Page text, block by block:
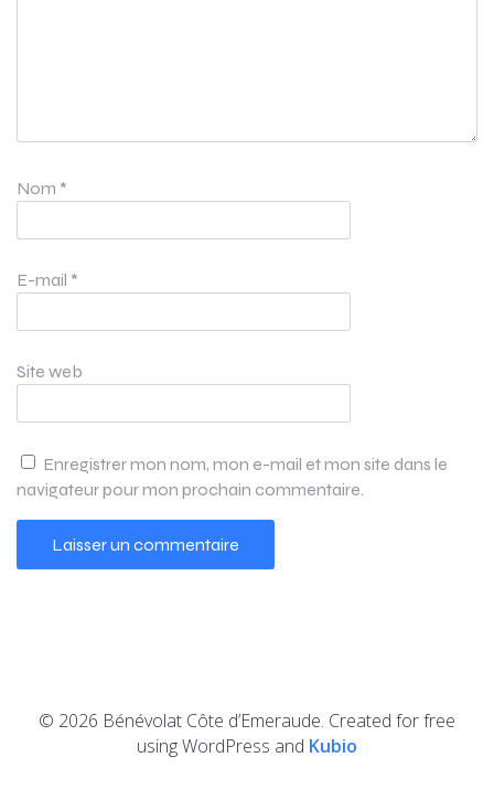
Nom *
E-mail *
Site web
Enregistrer mon nom, mon e-mail et mon site dans le
navigateur pour mon prochain commentaire.
© 2026 Bénévolat Côte d’Emeraude. Created for free
using WordPress and Kubio